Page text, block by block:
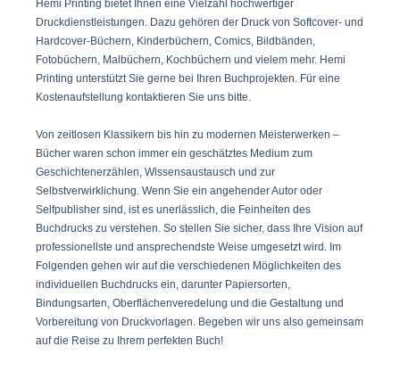
Hemi Printing bietet Ihnen eine Vielzahl hochwertiger
Druckdienstleistungen. Dazu gehören der Druck von Softcover- und
Hardcover-Büchern, Kinderbüchern, Comics, Bildbänden,
Fotobüchern, Malbüchern, Kochbüchern und vielem mehr. Hemi
Printing unterstützt Sie gerne bei Ihren Buchprojekten. Für eine
Kostenaufstellung kontaktieren Sie uns bitte.
Von zeitlosen Klassikern bis hin zu modernen Meisterwerken –
Bücher waren schon immer ein geschätztes Medium zum
Geschichtenerzählen, Wissensaustausch und zur
Selbstverwirklichung. Wenn Sie ein angehender Autor oder
Selfpublisher sind, ist es unerlässlich, die Feinheiten des
Buchdrucks zu verstehen. So stellen Sie sicher, dass Ihre Vision auf
professionellste und ansprechendste Weise umgesetzt wird. Im
Folgenden gehen wir auf die verschiedenen Möglichkeiten des
individuellen Buchdrucks ein, darunter Papiersorten,
Bindungsarten, Oberflächenveredelung und die Gestaltung und
Vorbereitung von Druckvorlagen. Begeben wir uns also gemeinsam
auf die Reise zu Ihrem perfekten Buch!